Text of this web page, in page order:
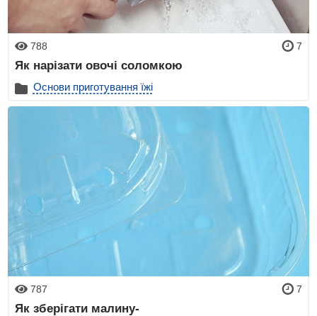
788 7
Як нарізати овочі соломкою
Основи приготування їжі
787 7
Як зберігати малину-